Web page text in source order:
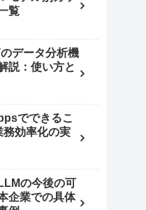
覧
データ分析機
説：使い方と
でできるこ
務効率化の実
の今後の可
企業での具体